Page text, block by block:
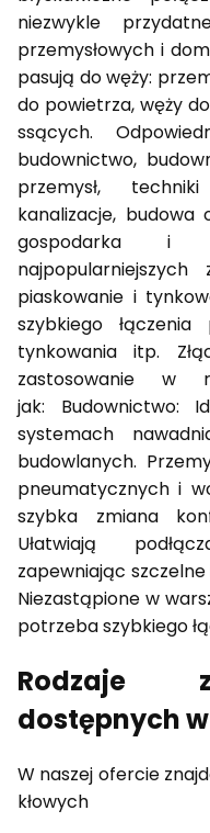
niezwykle
przemysłowych i
pasują do węży:
do powietrza, węży
ssących.
budownictwo,
przemysł,
kanalizacje, budowa
gospodarka i
piaskowanie i
szybkiego
tynkowania itp.
zastosowanie w
jak: Budownictwo:
systemach
budowlanych.
pneumatycznych i
szybka zmiana
Ułatwiają
zapewniając szczelne
Niezastąpione w
potrzeba szybkiego
Rodzaje
dostępnych
W naszej ofercie
kłowych